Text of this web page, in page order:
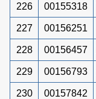
226 00155318
227 00156251
228 00156457
229 00156793
230 00157842